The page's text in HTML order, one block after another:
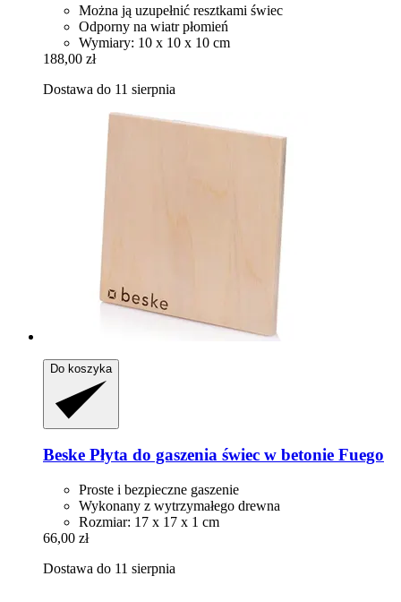
Można ją uzupełnić resztkami świec
Odporny na wiatr płomień
Wymiary: 10 x 10 x 10 cm
188,00 zł
Dostawa do 11 sierpnia
Do koszyka
Beske Płyta do gaszenia świec w betonie Fuego
Proste i bezpieczne gaszenie
Wykonany z wytrzymałego drewna
Rozmiar: 17 x 17 x 1 cm
66,00 zł
Dostawa do 11 sierpnia